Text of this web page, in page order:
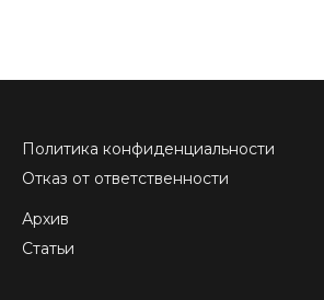
Политика конфиденциальности
Отказ от ответственности
Архив
Статьи